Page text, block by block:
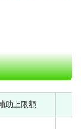
助上限額